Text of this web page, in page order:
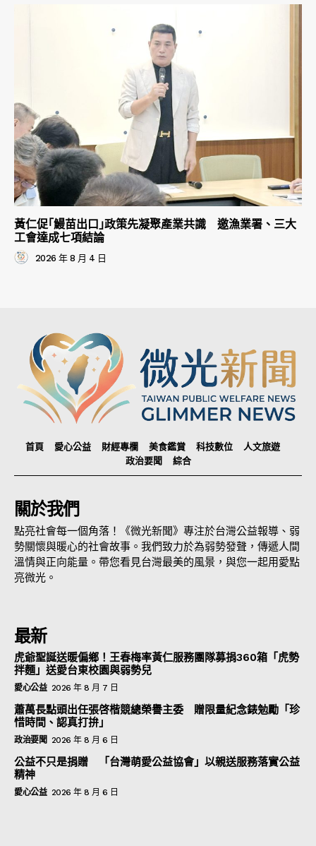
黃仁促｢鰻苗出口｣政策先凝聚產業共識 邀漁業署、三大
工會達成七項結論
2026 年 8 月 4 日
首頁 愛心公益 財經專欄 美食鑑賞 科技數位
人文旅遊
政治要聞
綜合
關於我們
點亮社會每一個角落！《微光新聞》專注於台灣公益報導、弱
勢關懷與暖心的社會故事。我們致力於為弱勢發聲，傳遞人間
溫情與正向能量。帶您看見台灣最美的風景，與您一起用愛點
亮微光。
最新
虎爺聖誕送暖偏鄉！王春梅率黃仁服務團隊募捐360箱「虎勢
拌麵」送愛台東校園與弱勢兒
愛心公益 2026 年 8 月 7 日
蕭萬長點頭出任張啓楷競總榮譽主委 贈限量紀念錶勉勵「珍
惜時間、認真打拚」
政治要聞 2026 年 8 月 6 日
公益不只是捐贈 「台灣萌愛公益協會」以親送服務落實公益
精神
愛心公益 2026 年 8 月 6 日